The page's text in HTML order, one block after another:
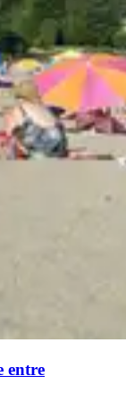
entre